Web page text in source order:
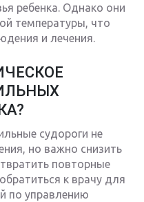
ребенка. Однако они
температуры, что
и лечения.
судороги не
но важно снизить
повторные
к врачу для
по управлению